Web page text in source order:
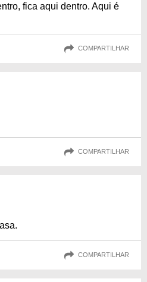
fica aqui dentro. Aqui é
COMPARTILHAR
COMPARTILHAR
COMPARTILHAR